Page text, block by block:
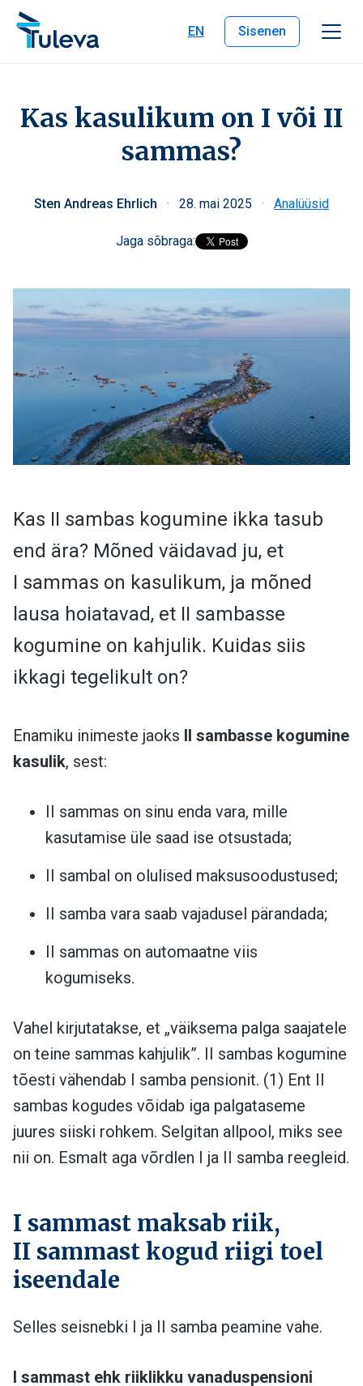
Liigu edasi sisu juurde
EN
Sisenen
Kas kasulikum on I või II
sammas?
Sten Andreas Ehrlich · 28. mai 2025 · Analüüsid
Jaga sõbraga:
Kas II sambas kogumine ikka tasub
end ära? Mõned väidavad ju, et
I sammas on kasulikum, ja mõned
lausa hoiatavad, et II sambasse
kogumine on kahjulik. Kuidas siis
ikkagi tegelikult on?
Enamiku inimeste jaoks II sambasse kogumine
kasulik, sest:
II sammas on sinu enda vara, mille
kasutamise üle saad ise otsustada;
II sambal on olulised maksusoodustused;
II samba vara saab vajadusel pärandada;
II sammas on automaatne viis
kogumiseks.
Vahel kirjutatakse, et „väiksema palga saajatele
on teine sammas kahjulik”. II sambas kogumine
tõesti vähendab I samba pensionit. (1) Ent II
sambas kogudes võidab iga palgataseme
juures siiski rohkem. Selgitan allpool, miks see
nii on. Esmalt aga võrdlen I ja II samba reegleid.
I sammast maksab riik,
II sammast kogud riigi toel
iseendale
Selles seisnebki I ja II samba peamine vahe.
I sammast ehk riiklikku vanaduspensioni